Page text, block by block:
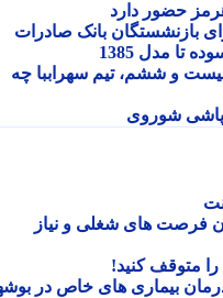
حضور دارد
بانک صادرات
1385
و ششم، تیم سهراببا چه
شوروی
های شغلی و نیاز
کنید!
بیماری های خاص در بوشهر